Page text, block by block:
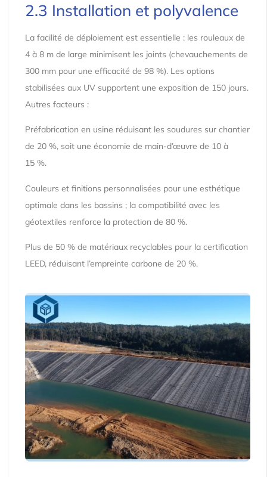
2.3 Installation et polyvalence
La facilité de déploiement est essentielle : les rouleaux de
4 à 8 m de large minimisent les joints (chevauchements de
300 mm pour une efficacité de 98 %). Les options
stabilisées aux UV supportent une exposition de 150 jours.
Autres facteurs :
Préfabrication en usine réduisant les soudures sur chantier
de 20 %, soit une économie de main-d’œuvre de 10 à
15 %.
Couleurs et finitions personnalisées pour une esthétique
optimale dans les bassins ; la compatibilité avec les
géotextiles renforce la protection de 80 %.
Plus de 50 % de matériaux recyclables pour la certification
LEED, réduisant l’empreinte carbone de 20 %.